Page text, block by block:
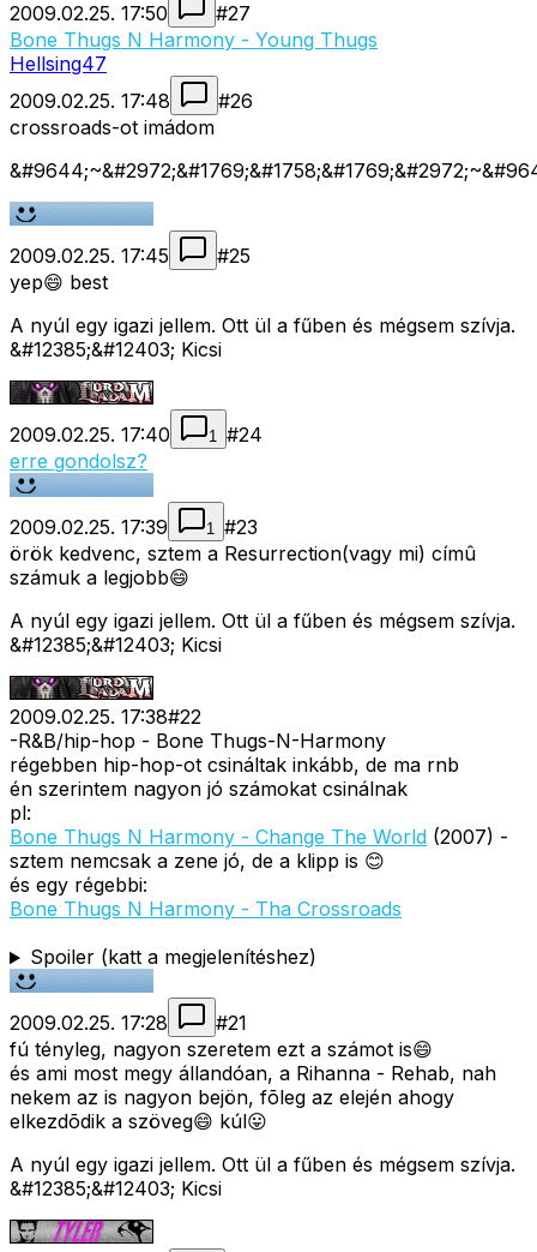
2009.02.25. 17:50 #27
Bone Thugs N Harmony - Young Thugs
Hellsing47
2009.02.25. 17:48
#26
crossroads-ot imádom
2009.02.25. 17:45 #25
yep😄 best
A nyúl egy igazi jellem. Ott ül a fűben és mégsem szívja.
&#12385;&#12403; Kicsi
2009.02.25. 17:40 1 #24
erre gondolsz?
2009.02.25. 17:39 1 #23
örök kedvenc, sztem a Resurrection(vagy mi) címû
számuk a legjobb😄
A nyúl egy igazi jellem. Ott ül a fűben és mégsem szívja.
&#12385;&#12403; Kicsi
2009.02.25. 17:38#22
-R&B/hip-hop - Bone Thugs-N-Harmony
régebben hip-hop-ot csináltak inkább, de ma rnb
én szerintem nagyon jó számokat csinálnak
pl:
Bone Thugs N Harmony - Change The World (2007) -
sztem nemcsak a zene jó, de a klipp is 😊
és egy régebbi:
Bone Thugs N Harmony - Tha Crossroads
Spoiler (katt a megjelenítéshez)
2009.02.25. 17:28 #21
fú tényleg, nagyon szeretem ezt a számot is😄
és ami most megy állandóan, a Rihanna - Rehab, nah
nekem az is nagyon bejön, fõleg az elején ahogy
elkezdõdik a szöveg😄 kúl😛
A nyúl egy igazi jellem. Ott ül a fűben és mégsem szívja.
&#12385;&#12403; Kicsi